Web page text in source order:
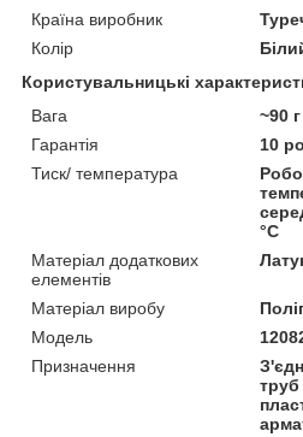
Країна виробник
Колір
Користувальницькі
Вага
~90 г
Гарантія
10
Тиск/ температура
°C
Матеріал додаткових
елементів
Матеріал виробу
Мoдель
Призначення
труб